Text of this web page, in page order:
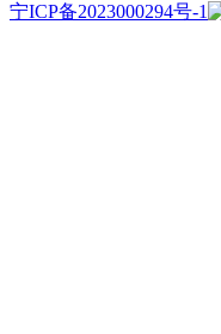
宁ICP备2023000294号-1